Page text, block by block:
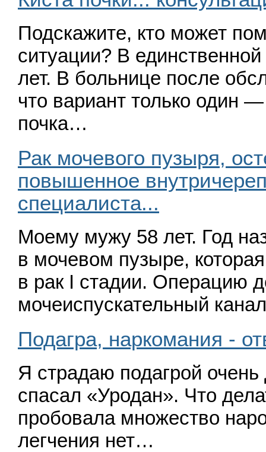
Подскажите, кто может
ситуации? В
лет. В больнице после
что вариант только один
почка…
Рак мочевого пузыря,
повышенное
специалиста...
Моему мужу 58 лет. Год
в мочевом пузыре,
в рак I стадии. Операцию
мочеиспускательный
Подагра, наркомания -
Я страдаю подагрой
спасал «Уродан». Что
пробовала множество
легчения нет…